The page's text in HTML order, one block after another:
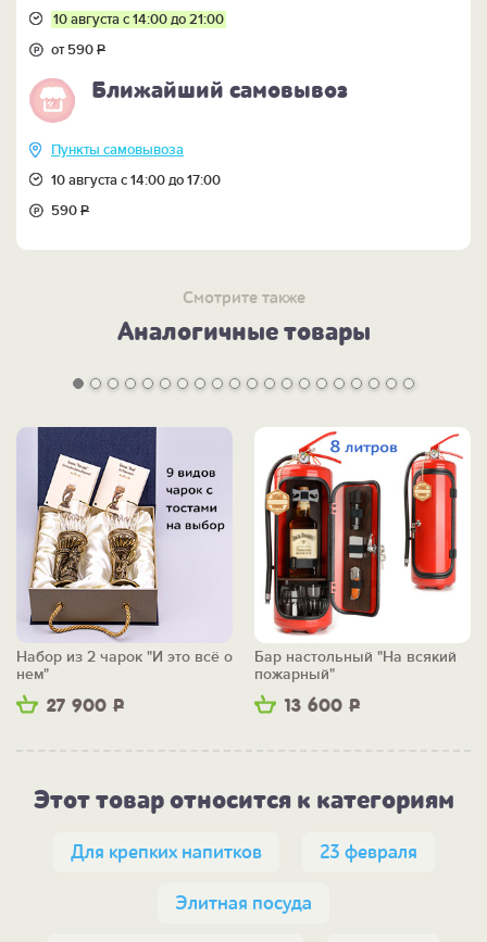
10 августа с 14:00 до 21:00
от 590Р
Ближайший самовывоз
Пункты самовывоза
10 августа с 14:00 до 17:00
590Р
Смотрите также
Аналогичные товары
27 900 Р
Набор из 2 чарок "И это всё о
нем"
13 600 Р
Бар настольный "На всякий
пожарный"
Этот товар относится к категориям
Для крепких напитков 23 февраля
Элитная посуда